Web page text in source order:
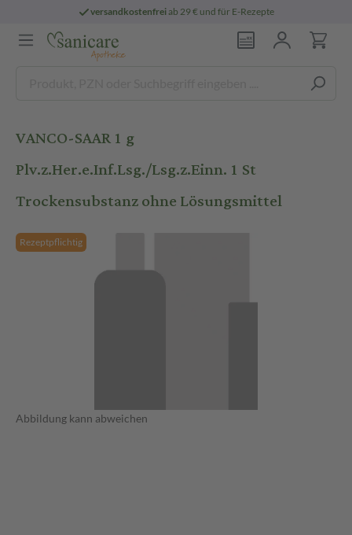
versandkostenfreiab 29 € und für E-Rezepte
VANCO-SAAR 1 g
Plv.z.Her.e.Inf.Lsg./Lsg.z.Einn. 1 St
Trockensubstanz ohne Lösungsmittel
Rezeptpflichtig
Abbildung kann abweichen